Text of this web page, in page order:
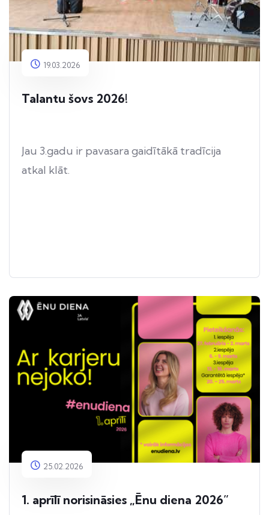
19.03.2026
Talantu šovs 2026!
Jau 3.gadu ir pavasara gaidītākā tradīcija
atkal klāt.
25.02.2026
1. aprīlī norisināsies „Ēnu diena 2026”